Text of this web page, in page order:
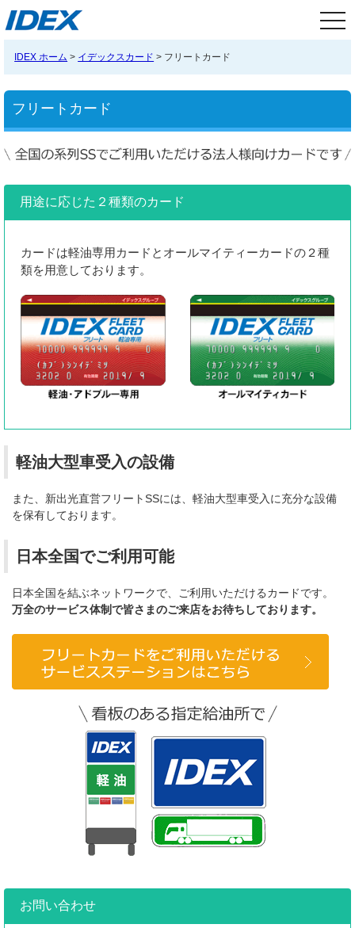
IDEX ホーム > イデックスカード > フリートカード
フリートカード
用途に応じた２種類のカード
カードは軽油専用カードとオールマイティーカードの２種
類を用意しております。
軽油大型車受入の設備
また、新出光直営フリートSSには、軽油大型車受入に充分な設備
を保有しております。
日本全国でご利用可能
日本全国を結ぶネットワークで、ご利用いただけるカードです。
万全のサービス体制で皆さまのご来店をお待ちしております。
お問い合わせ